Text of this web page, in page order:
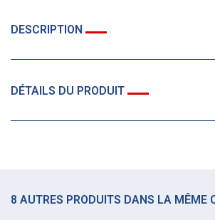
DESCRIPTION
DÉTAILS DU PRODUIT
8 AUTRES PRODUITS DANS LA MÊME